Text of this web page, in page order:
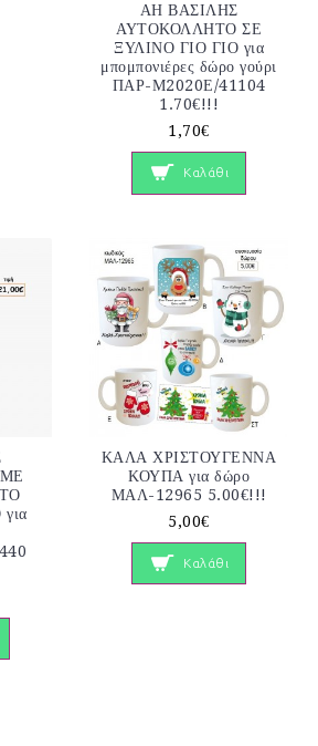
ΑΗ ΒΑΣΙΛΗΣ
ΑΥΤΟΚΟΛΛΗΤΟ ΣΕ
ΞΥΛΙΝΟ ΓΙΟ ΓΙΟ για
μπομπονιέρες δώρο γούρι
ΠΑΡ-Μ2020Ε/41104
1.70€!!!
1,70€
Καλάθι
ΚΑΛΑ ΧΡΙΣΤΟΥΓΕΝΝΑ
ΚΟΥΠΑ για δώρο
ΜΑΛ-12965 5.00€!!!
5,00€
Καλάθι